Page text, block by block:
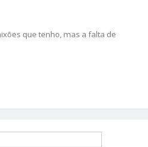
que tenho, mas a falta de